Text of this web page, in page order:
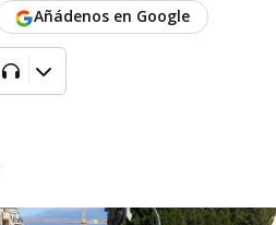
Añádenos en Google